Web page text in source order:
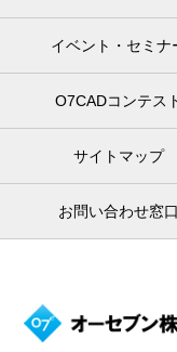
イベント・セミナ
O7CADコンテス
サイトマップ
お問い合わせ窓口